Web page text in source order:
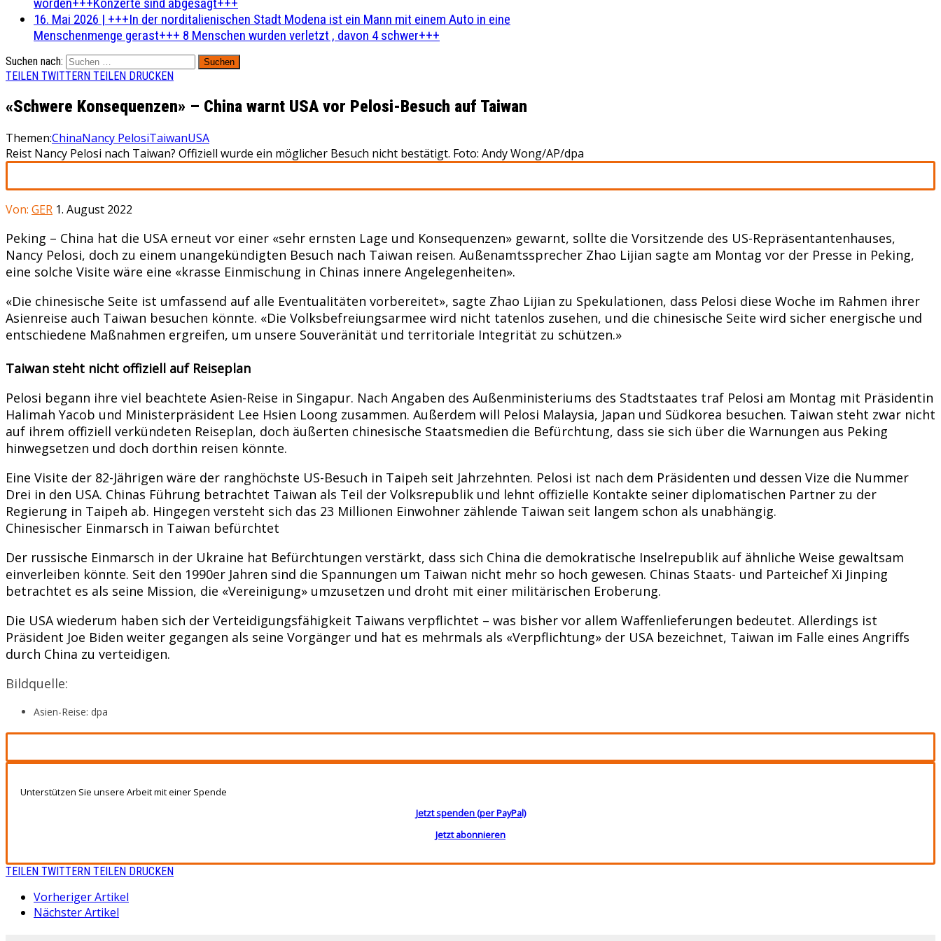
16. Mai 2026 | +++In der norditalienischen Stadt Modena ist ein Mann mit einem Auto in eine
Menschenmenge gerast+++ 8 Menschen wurden verletzt , davon 4 schwer+++
Suchen nach:
TEILEN TWITTERN TEILEN DRUCKEN
«Schwere Konsequenzen» – China warnt USA vor Pelosi-Besuch auf Taiwan
Themen:ChinaNancy PelosiTaiwanUSA
Reist Nancy Pelosi nach Taiwan? Offiziell wurde ein möglicher Besuch nicht bestätigt. Foto: Andy Wong/AP/dpa
Von: GER 1. August 2022
Peking – China hat die USA erneut vor einer «sehr ernsten Lage und Konsequenzen» gewarnt, sollte die Vorsitzende des US-Repräsentantenhauses,
Nancy Pelosi, doch zu einem unangekündigten Besuch nach Taiwan reisen. Außenamtssprecher Zhao Lijian sagte am Montag vor der Presse in Peking,
eine solche Visite wäre eine «krasse Einmischung in Chinas innere Angelegenheiten».
«Die chinesische Seite ist umfassend auf alle Eventualitäten vorbereitet», sagte Zhao Lijian zu Spekulationen, dass Pelosi diese Woche im Rahmen ihrer
Asienreise auch Taiwan besuchen könnte. «Die Volksbefreiungsarmee wird nicht tatenlos zusehen, und die chinesische Seite wird sicher energische und
entschiedene Maßnahmen ergreifen, um unsere Souveränität und territoriale Integrität zu schützen.»
Taiwan steht nicht offiziell auf Reiseplan
Pelosi begann ihre viel beachtete Asien-Reise in Singapur. Nach Angaben des Außenministeriums des Stadtstaates traf Pelosi am Montag mit Präsidentin
Halimah Yacob und Ministerpräsident Lee Hsien Loong zusammen. Außerdem will Pelosi Malaysia, Japan und Südkorea besuchen. Taiwan steht zwar nicht
auf ihrem offiziell verkündeten Reiseplan, doch äußerten chinesische Staatsmedien die Befürchtung, dass sie sich über die Warnungen aus Peking
hinwegsetzen und doch dorthin reisen könnte.
Eine Visite der 82-Jährigen wäre der ranghöchste US-Besuch in Taipeh seit Jahrzehnten. Pelosi ist nach dem Präsidenten und dessen Vize die Nummer
Drei in den USA. Chinas Führung betrachtet Taiwan als Teil der Volksrepublik und lehnt offizielle Kontakte seiner diplomatischen Partner zu der
Regierung in Taipeh ab. Hingegen versteht sich das 23 Millionen Einwohner zählende Taiwan seit langem schon als unabhängig.
Chinesischer Einmarsch in Taiwan befürchtet
Der russische Einmarsch in der Ukraine hat Befürchtungen verstärkt, dass sich China die demokratische Inselrepublik auf ähnliche Weise gewaltsam
einverleiben könnte. Seit den 1990er Jahren sind die Spannungen um Taiwan nicht mehr so hoch gewesen. Chinas Staats- und Parteichef Xi Jinping
betrachtet es als seine Mission, die «Vereinigung» umzusetzen und droht mit einer militärischen Eroberung.
Die USA wiederum haben sich der Verteidigungsfähigkeit Taiwans verpflichtet – was bisher vor allem Waffenlieferungen bedeutet. Allerdings ist
Präsident Joe Biden weiter gegangen als seine Vorgänger und hat es mehrmals als «Verpflichtung» der USA bezeichnet, Taiwan im Falle eines Angriffs
durch China zu verteidigen.
Bildquelle:
Asien-Reise: dpa
Unterstützen Sie unsere Arbeit mit einer Spende
Jetzt spenden (per PayPal)
Jetzt abonnieren
TEILEN TWITTERN TEILEN DRUCKEN
Vorheriger Artikel
Nächster Artikel